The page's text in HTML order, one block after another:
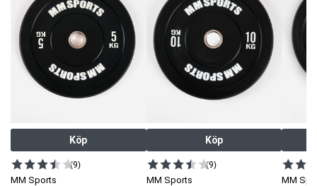
Köp
(9)
MM Sports
Köp
(9)
MM Sports MM